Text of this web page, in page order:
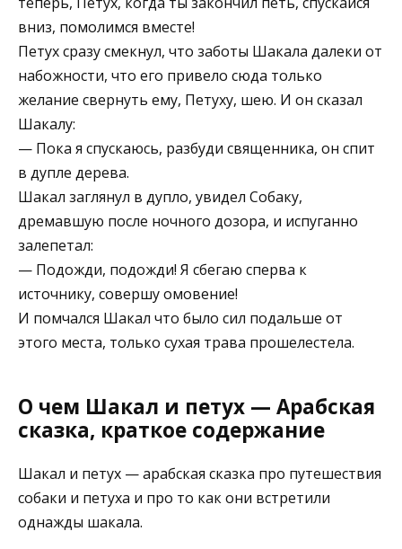
вниз, помолимся вместе!
Петух сразу смекнул, что заботы Шакала далеки от
набожности, что его привело сюда только
желание свернуть ему, Петуху, шею. И он сказал
Шакалу:
— Пока я спускаюсь, разбуди священника, он спит
в дупле дерева.
Шакал заглянул в дупло, увидел Собаку,
дремавшую после ночного дозора, и испуганно
залепетал:
— Подожди, подожди! Я сбегаю сперва к
источнику, совершу омовение!
И помчался Шакал что было сил подальше от
этого места, только сухая трава прошелестела.
О чем Шакал и петух — Арабская
сказка, краткое содержание
Шакал и петух — арабская сказка про путешествия
собаки и петуха и про то как они встретили
однажды шакала.